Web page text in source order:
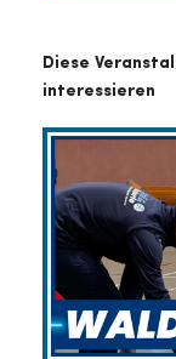
Diese
interessieren